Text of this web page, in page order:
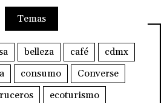
Temas
belleza café
cdmx
consumo
Converse
ecoturismo